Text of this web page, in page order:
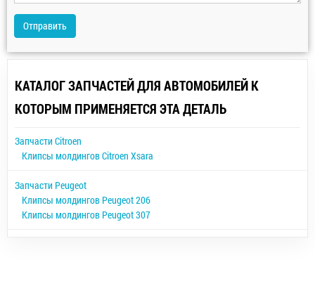
Отправить
КАТАЛОГ ЗАПЧАСТЕЙ ДЛЯ АВТОМОБИЛЕЙ К
КОТОРЫМ ПРИМЕНЯЕТСЯ ЭТА ДЕТАЛЬ
Запчасти Citroen
Клипсы молдингов Citroen Xsara
Запчасти Peugeot
Клипсы молдингов Peugeot 206
Клипсы молдингов Peugeot 307